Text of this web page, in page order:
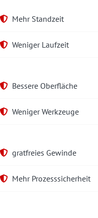
Mehr Standzeit
Weniger Laufzeit
Bessere Oberfläche
Weniger Werkzeuge
gratfreies Gewinde
Mehr Prozesssicherheit